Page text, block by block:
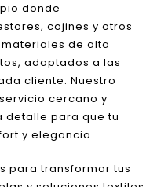
donde
cojines y otros
de alta
adaptados a las
cliente. Nuestro
cercano y
detalle para que tu
y elegancia.
para transformar tus